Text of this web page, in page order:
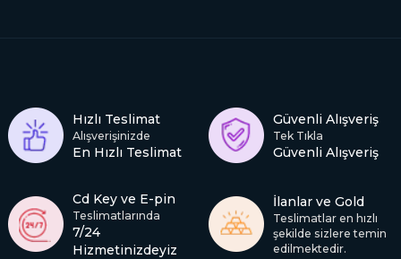
Hızlı Teslimat
Alışverişinizde
En Hızlı Teslimat
Güvenli Alışveriş
Tek Tıkla
Güvenli Alışveriş
Cd Key ve E-pin
Teslimatlarında
7/24
Hizmetinizdeyiz
İlanlar ve Gold
Teslimatlar en hızlı
şekilde sizlere temin
edilmektedir.